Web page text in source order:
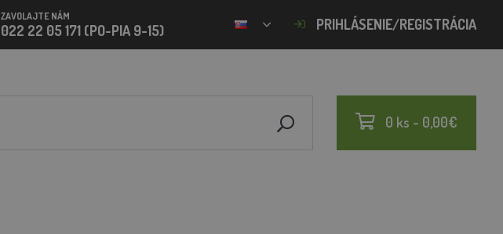
ZAVOLAJTE NÁM
022 22 05 171 (PO-PIA 9-15) PRIHLÁSENIE/REGISTRÁCIA
0 ks - 0,00€